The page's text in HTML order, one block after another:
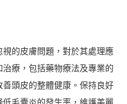
的皮膚問題，對於其處理應
療，包括藥物療法及專業的
頭皮的整體健康。保持良好